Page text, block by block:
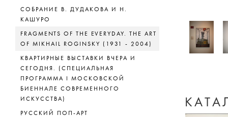
СОБРАНИЕ В. ДУДАКОВА И Н.
КАШУРО
FRAGMENTS OF THE EVERYDAY. THE ART
OF MIKHAIL ROGINSKY (1931 - 2004)
КВАРТИРНЫЕ ВЫСТАВКИ ВЧЕРА И
СЕГОДНЯ. (СПЕЦИАЛЬНАЯ
ПРОГРАММА I МОСКОВСКОЙ
БИЕННАЛЕ СОВРЕМЕННОГО
ИСКУССТВА)
РУССКИЙ ПОП-АРТ